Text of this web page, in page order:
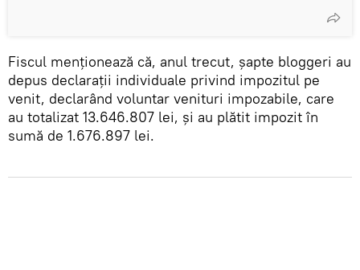
Fiscul menționează că, anul trecut, șapte bloggeri au
depus declarații individuale privind impozitul pe
venit, declarând voluntar venituri impozabile, care
au totalizat 13.646.807 lei, și au plătit impozit în
sumă de 1.676.897 lei.